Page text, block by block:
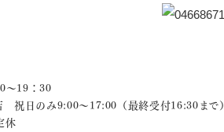
19：30
日のみ9:00～17:00（最終受付16:30まで）
休